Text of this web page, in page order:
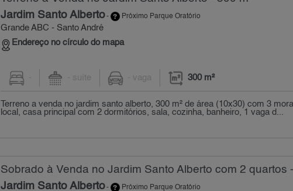
Jardim Santo Alberto- Próximo Parque Oratório
Grande ABC - Santo André
Endereço no círculo do mapa
- - suíte - vaga 300 m²
Terreno a venda no jardim santo alberto, 300 m² de área (10x30) com 3
local, casa principal com 2 dormitórios, sala, cozinha, banheiro, 1 vaga d...
Sobrado à Venda no Jardim Santo Alberto com 2 quartos
Jardim Santo Alberto- Próximo Parque Oratório